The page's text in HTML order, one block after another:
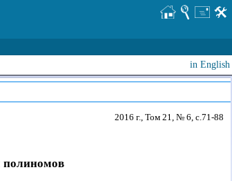
in English
2016 г., Том 21, № 6, с.71-88
полиномов